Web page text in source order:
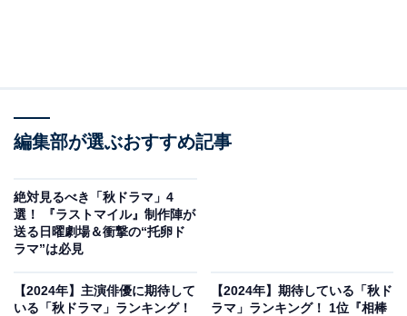
編集部が選ぶおすすめ記事
絶対見るべき「秋ドラマ」4
選！ 『ラストマイル』制作陣が
送る日曜劇場＆衝撃の“托卵ド
ラマ”は必見
【2024年】主演俳優に期待して
いる「秋ドラマ」ランキング！
【2024年】期待している「秋ド
ラマ」ランキング！ 1位『相棒